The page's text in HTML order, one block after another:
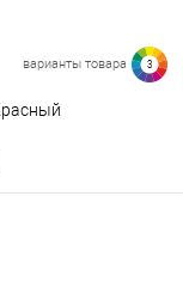
варианты товара 3